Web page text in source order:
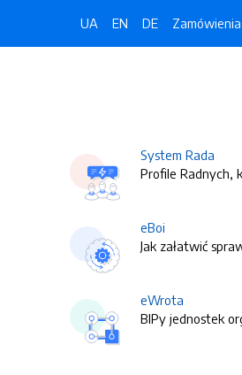
UA EN DE
System Rada
Profile Radnych,
eBoi
Jak załatwić
eWrota
BIPy jednostek